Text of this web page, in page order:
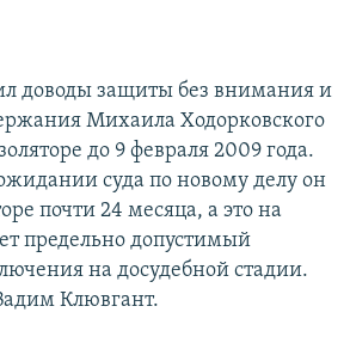
доводы защиты без внимания и
Михаила Ходорковского
до 9 февраля 2009 года.
суда по новому делу он
почти 24 месяца, а это на
предельно допустимый
на досудебной стадии.
Клювгант.